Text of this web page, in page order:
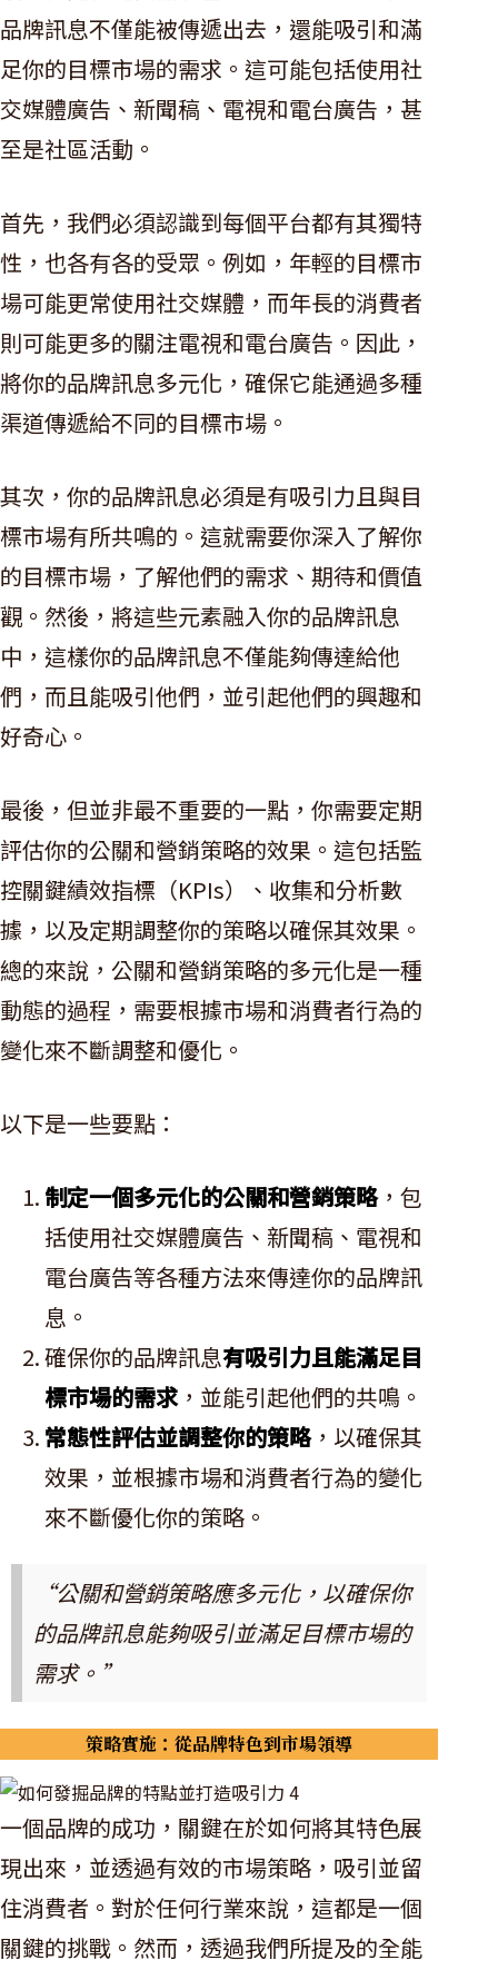
品牌訊息不僅能被傳遞出去，還能吸引和滿
足你的目標市場的需求。這可能包括使用社
交媒體廣告、新聞稿、電視和電台廣告，甚
至是社區活動。
首先，我們必須認識到每個平台都有其獨特
性，也各有各的受眾。例如，年輕的目標市
場可能更常使用社交媒體，而年長的消費者
則可能更多的關注電視和電台廣告。因此，
將你的品牌訊息多元化，確保它能通過多種
渠道傳遞給不同的目標市場。
其次，你的品牌訊息必須是有吸引力且與目
標市場有所共鳴的。這就需要你深入了解你
的目標市場，了解他們的需求、期待和價值
觀。然後，將這些元素融入你的品牌訊息
中，這樣你的品牌訊息不僅能夠傳達給他
們，而且能吸引他們，並引起他們的興趣和
好奇心。
最後，但並非最不重要的一點，你需要定期
評估你的公關和營銷策略的效果。這包括監
控關鍵績效指標（KPIs）、收集和分析數
據，以及定期調整你的策略以確保其效果。
總的來說，公關和營銷策略的多元化是一種
動態的過程，需要根據市場和消費者行為的
變化來不斷調整和優化。
以下是一些要點：
制定一個多元化的公關和營銷策略，包
括使用社交媒體廣告、新聞稿、電視和
電台廣告等各種方法來傳達你的品牌訊
息。
確保你的品牌訊息有吸引力且能滿足目
標市場的需求，並能引起他們的共鳴。
常態性評估並調整你的策略，以確保其
效果，並根據市場和消費者行為的變化
來不斷優化你的策略。
“公關和營銷策略應多元化，以確保你
的品牌訊息能夠吸引並滿足目標市場的
需求。”
策略實施：從品牌特色到市場領導
一個品牌的成功，關鍵在於如何將其特色展
現出來，並透過有效的市場策略，吸引並留
住消費者。對於任何行業來說，這都是一個
關鍵的挑戰。然而，透過我們所提及的全能